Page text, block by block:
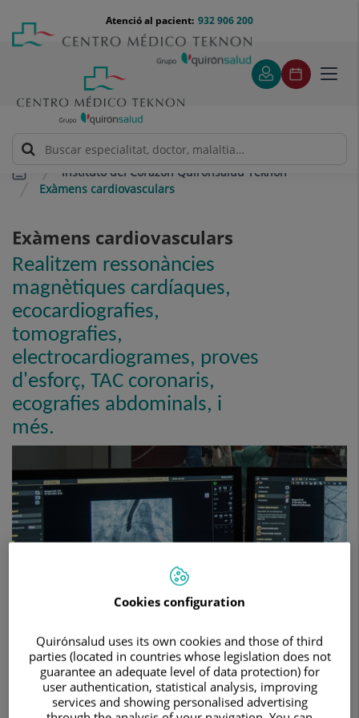
contingut
Menú
teléfono
cabecera
932 906 200
Atenció al pacient:
Instituto del Corazón Quirónsalud Teknon
Exàmens cardiovasculars
Exàmens cardiovasculars
Realitzem ressonàncies
magnètiques cardíaques,
ecocardiografies,
tomografies,
electrocardiogrames, proves
d'esforç, TAC coronaris,
ecografies abdominals, i
més.
Quiròfan híbrid: a l'avantguarda de la
Cookies configuration
Quirónsalud uses its own cookies and those of third
parties (located in countries whose legislation does not
guarantee an adequate level of data protection) for
user authentication, statistical analysis, improving
services and showing personalised advertising